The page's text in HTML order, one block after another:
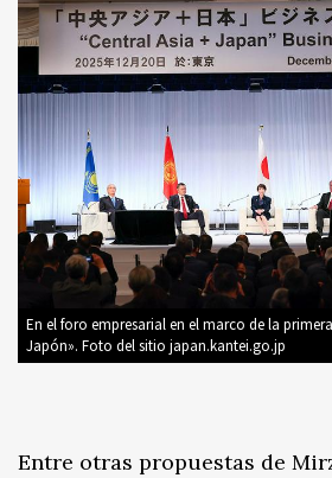
En el foro empresarial en el marco de la
Japón». Foto del sitio japan.kantei.go.jp
Entre otras propuestas de